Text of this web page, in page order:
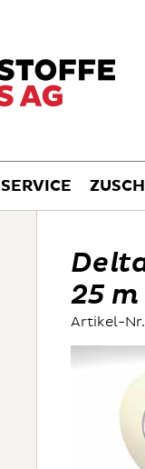
SERVICE
25 m
Artikel-